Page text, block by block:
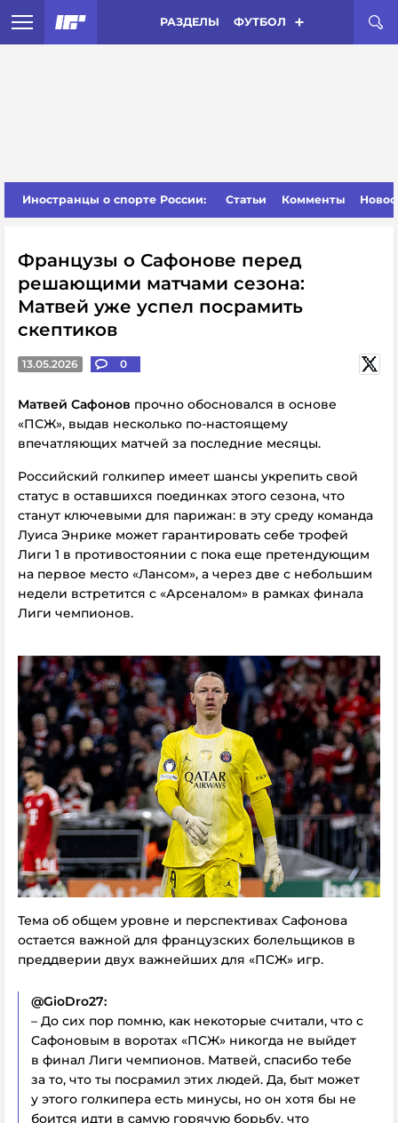
РАЗДЕЛЫ ФУТБОЛ
Иностранцы о спорте России: Статьи Комменты
Французы о Сафонове перед
решающими матчами сезона:
Матвей уже успел посрамить
скептиков
13.05.2026 0
Матвей Сафонов прочно обосновался в основе
«ПСЖ», выдав несколько по-настоящему
впечатляющих матчей за последние месяцы.
Российский голкипер имеет шансы укрепить свой
статус в оставшихся поединках этого сезона, что
станут ключевыми для парижан: в эту среду команда
Луиса Энрике может гарантировать себе трофей
Лиги 1 в противостоянии с пока еще претендующим
на первое место «Лансом», а через две с небольшим
недели встретится с «Арсеналом» в рамках финала
Лиги чемпионов.
Тема об общем уровне и перспективах Сафонова
остается важной для французских болельщиков в
преддверии двух важнейших для «ПСЖ» игр.
@GioDro27:
– До сих пор помню, как некоторые считали, что с
Сафоновым в воротах «ПСЖ» никогда не выйдет
в финал Лиги чемпионов. Матвей, спасибо тебе
за то, что ты посрамил этих людей. Да, быт может
у этого голкипера есть минусы, но он хотя бы не
боится идти в самую горячую борьбу, что